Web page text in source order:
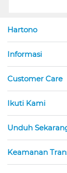
Hartono
Informasi
Customer Care
Ikuti Kami
Unduh
Keamanan